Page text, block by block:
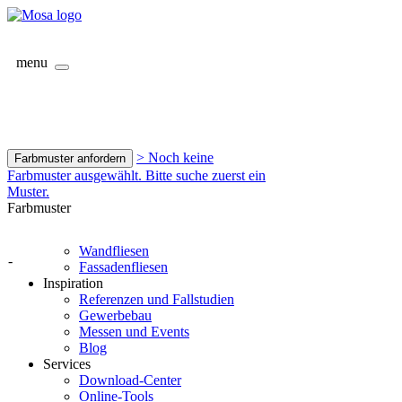
menu
Farbmuster anfordern
> Noch keine
Farbmuster ausgewählt. Bitte suche zuerst ein
Muster.
Farbmuster
-
Wandfliesen
Fassadenfliesen
Inspiration
Referenzen und Fallstudien
Gewerbebau
Messen und Events
Blog
Services
Download-Center
Online-Tools